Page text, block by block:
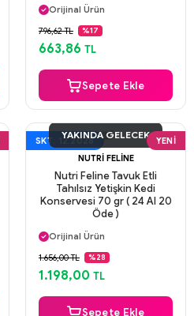
Orijinal Ürün
Güvenli Ödeme
Aynı Gün Kargo
796,62 TL %17
663,86 TL
Sepete Ekle
SKT: 12.2028
YAKINDA GELECEK YENI
NUTRI FELINE
Nutri Feline Tavuk Etli
Tahılsız Yetişkin Kedi
Konservesi 70 gr ( 24 Al 20
Öde )
Aynı Gün Kargo
Orijinal Ürün
Güvenli Ödeme
Aynı Gün Kargo
1.656,00 TL %28
1.198,00 TL
Sepete Ekle